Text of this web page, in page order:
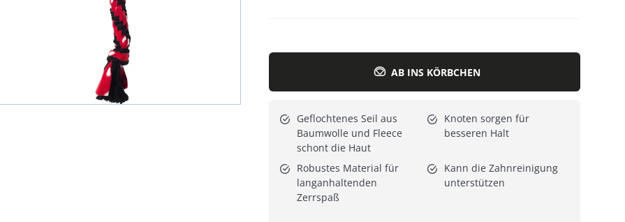
AB INS KÖRBCHEN
Geflochtenes Seil aus
Baumwolle und Fleece
schont die Haut
Knoten sorgen für
besseren Halt
Robustes Material für
langanhaltenden
Zerrspaß
Kann die Zahnreinigung
unterstützen